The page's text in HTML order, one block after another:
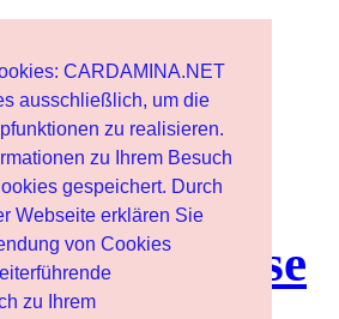
CARDAMINA.NET
ausschließlich, um die
zu realisieren.
zu Ihrem Besuch
gespeichert. Durch
Webseite erklären Sie
von Cookies
zu Ihrem